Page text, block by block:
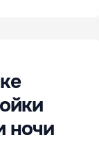
ночи